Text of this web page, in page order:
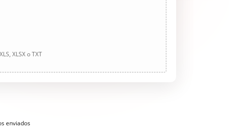
XLSX o TXT
enviados